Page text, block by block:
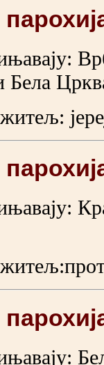
Бела